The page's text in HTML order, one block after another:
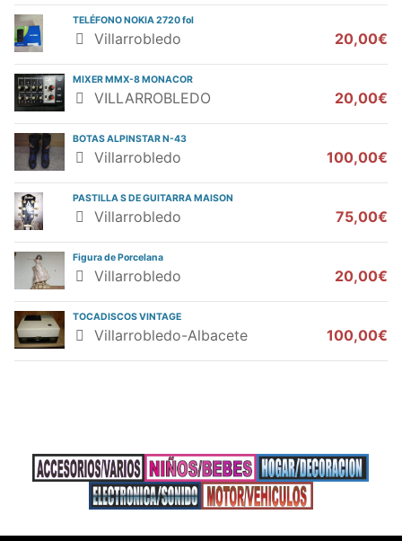
TELÉFONO NOKIA 2720 fol
Villarrobledo 20,00€
MIXER MMX-8 MONACOR
VILLARROBLEDO 20,00€
BOTAS ALPINSTAR N-43
Villarrobledo 100,00€
PASTILLA S DE GUITARRA MAISON
Villarrobledo 75,00€
Figura de Porcelana
Villarrobledo 20,00€
TOCADISCOS VINTAGE
Villarrobledo-Albacete 100,00€